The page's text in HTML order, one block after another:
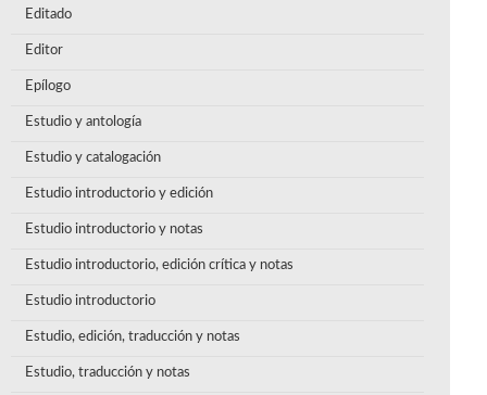
Editado
Editor
Epílogo
Estudio y antología
Estudio y catalogación
Estudio introductorio y edición
Estudio introductorio y notas
Estudio introductorio, edición crítica y notas
Estudio introductorio
Estudio, edición, traducción y notas
Estudio, traducción y notas